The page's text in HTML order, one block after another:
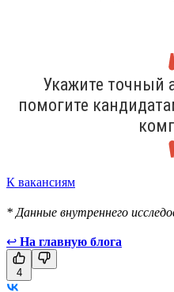
Укажите точный
помогите
К вакансиям
* Данные внутреннего
↩ На главную блога
4